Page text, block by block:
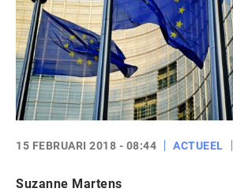
15 FEBRUARI 2018 - 08:44 ACTUEEL
Suzanne Martens